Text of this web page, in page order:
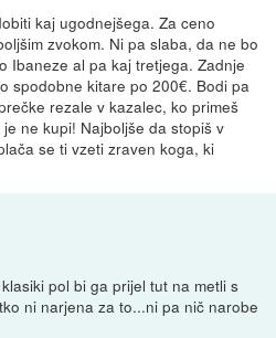
kaj ugodnejšega. Za ceno
zvokom. Ni pa slaba, da ne bo
Ibaneze al pa kaj tretjega. Zadnje
spodobne kitare po 200€. Bodi pa
rezale v kazalec, ko primeš
ne kupi! Najboljše da stopiš v
se ti vzeti zraven koga, ki
pol bi ga prijel tut na metli s
ni narjena za to...ni pa nič narobe